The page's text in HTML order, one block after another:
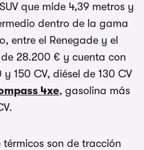
que mide 4,39 metros y
dentro de la gama
entre el Renegade y el
28.200 € y cuenta con
150 CV, diésel de 130 CV
4xe, gasolina más
térmicos son de tracción